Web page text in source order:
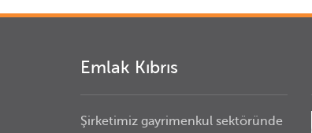
Emlak Kıbrıs
Şirketimiz gayrimenkul sektöründe